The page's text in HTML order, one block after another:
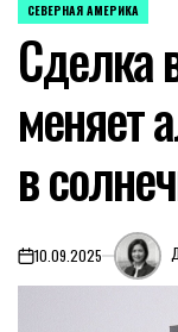
ОПУБЛИКОВАНО
СЕВЕРНАЯ АМЕРИКА
Сделка
меняет
в
on10.09.2025